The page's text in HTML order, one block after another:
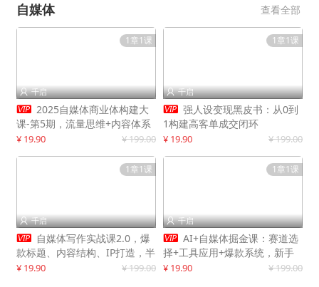
自媒体 查看全部
1章1课
 千启
 2025自媒体商业体构建大
课-第5期，流量思维+内容体系
+变现闭环，打造个人可持续生
¥ 19.90 ¥ 199.00
1章1课
 千启
 强人设变现黑皮书：从0到
1构建高客单成交闭环
¥ 19.90 ¥ 199.00
1章1课
 千启
 自媒体写作实战课2.0，爆
款标题、内容结构、IP打造，半
年复制30万粉月入10万+
¥ 19.90 ¥ 199.00
1章1课
 千启
 AI+自媒体掘金课：赛道选
择+工具应用+爆款系统，新手
快速起步，副业月入8000+
¥ 19.90 ¥ 199.00